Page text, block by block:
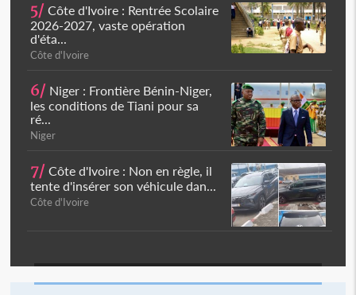
5/ Côte d'Ivoire : Rentrée Scolaire
2026-2027, vaste opération
d'éta...
Côte d'Ivoire
6/ Niger : Frontière Bénin-Niger,
les conditions de Tiani pour sa
ré...
Niger
7/ Côte d'Ivoire : Non en règle, il
tente d'insérer son véhicule dan...
Côte d'Ivoire